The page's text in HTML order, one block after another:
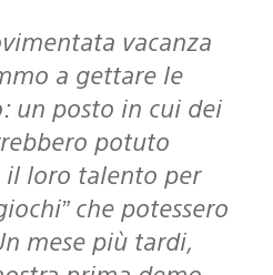
a gettare le
un posto in cui dei
potuto
loro talento per
che potessero
mese più tardi,